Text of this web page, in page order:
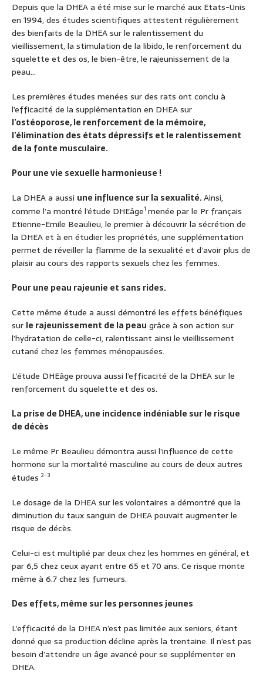
Depuis que la DHEA a été mise sur le marché aux Etats-Unis
en 1994, des études scientifiques attestent régulièrement
des bienfaits de la DHEA sur le ralentissement du
vieillissement, la stimulation de la libido, le renforcement du
squelette et des os, le bien-être, le rajeunissement de la
peau…
Les premières études menées sur des rats ont conclu à
l’efficacité de la supplémentation en DHEA sur
l’ostéoporose, le renforcement de la mémoire,
l’élimination des états dépressifs et le ralentissement
de la fonte musculaire.
Pour une vie sexuelle harmonieuse !
La DHEA a aussi une influence sur la sexualité.Ainsi,
comme l’a montré l’étude DHEâge1 menée par le Pr français
Etienne-Emile Beaulieu, le premier à découvrir la sécrétion de
la DHEA et à en étudier les propriétés, une supplémentation
permet de réveiller la flamme de la sexualité et d’avoir plus de
plaisir au cours des rapports sexuels chez les femmes.
Pour une peau rajeunie et sans rides.
Cette même étude a aussi démontré les effets bénéfiques
sur le rajeunissement de la peau grâce à son action sur
l’hydratation de celle-ci, ralentissant ainsi le vieillissement
cutané chez les femmes ménopausées.
L’étude DHEâge prouva aussi l’efficacité de la DHEA sur le
renforcement du squelette et des os.
La prise de DHEA, une incidence indéniable sur le risque
de décès
Le même Pr Beaulieu démontra aussi l’influence de cette
hormone sur la mortalité masculine au cours de deux autres
études 2-3
Le dosage de la DHEA sur les volontaires a démontré que la
diminution du taux sanguin de DHEA pouvait augmenter le
risque de décès.
Celui-ci est multiplié par deux chez les hommes en général, et
par 6,5 chez ceux ayant entre 65 et 70 ans. Ce risque monte
même à 6.7 chez les fumeurs.
Des effets, même sur les personnes jeunes
L’efficacité de la DHEA n’est pas limitée aux seniors, étant
donné que sa production décline après la trentaine. Il n’est pas
besoin d’attendre un âge avancé pour se supplémenter en
DHEA.